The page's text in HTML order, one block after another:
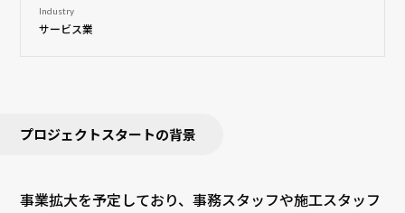
Industry
サービス業
プロジェクトスタートの背景
事業拡大を予定しており、事務スタッフや施工スタッフ